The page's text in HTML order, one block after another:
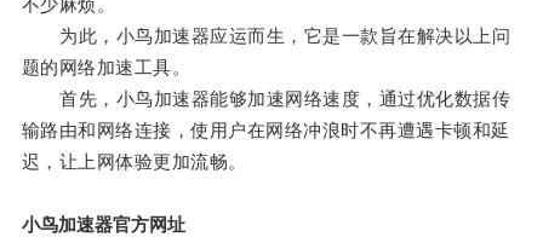
不少麻烦。
为此，小鸟加速器应运而生，它是一款旨在解决以上问
题的网络加速工具。
首先，小鸟加速器能够加速网络速度，通过优化数据传
输路由和网络连接，使用户在网络冲浪时不再遭遇卡顿和延
迟，让上网体验更加流畅。
小鸟加速器官方网址